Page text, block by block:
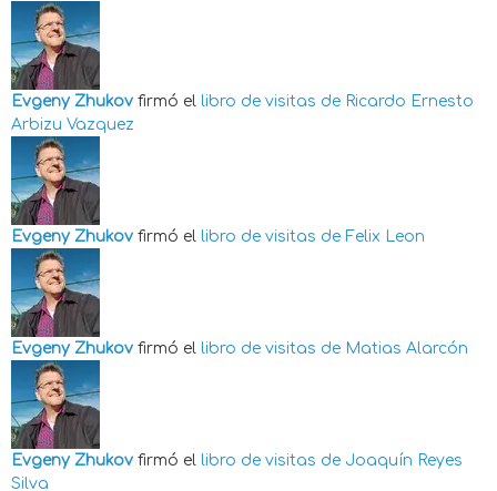
Evgeny Zhukov firmó el libro de visitas de Ricardo Ernesto
Arbizu Vazquez
Evgeny Zhukov firmó el libro de visitas de Felix Leon
Evgeny Zhukov firmó el libro de visitas de Matias Alarcón
Evgeny Zhukov firmó el libro de visitas de Joaquín Reyes
Silva